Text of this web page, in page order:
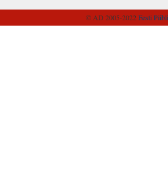
© AD 2005-2022Eesti